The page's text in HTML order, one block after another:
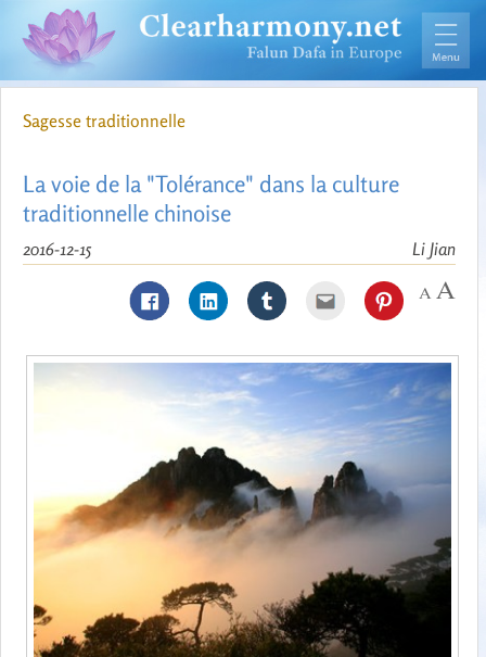
Sagesse traditionnelle
La voie de la "Tolérance" dans la culture
traditionnelle chinoise
Li Jian
2016-12-15